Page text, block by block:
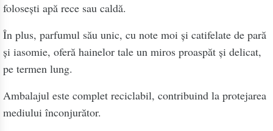
folosești apă rece sau caldă.
În plus, parfumul său unic, cu note moi și catifelate de pară
și iasomie, oferă hainelor tale un miros proaspăt și delicat,
pe termen lung.
Ambalajul este complet reciclabil, contribuind la protejarea
mediului înconjurător.